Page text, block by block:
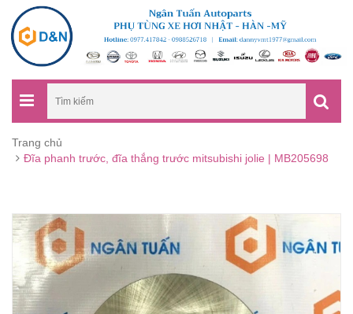
Trang chủ
Đĩa phanh trước, đĩa thắng trước mitsubishi jolie | MB205698